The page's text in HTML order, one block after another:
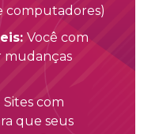
computadores)
Você com
mudanças
Sites com
que seus